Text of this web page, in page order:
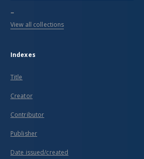
...
View all collections
Indexes
Title
Creator
Contributor
Publisher
Date issued/created